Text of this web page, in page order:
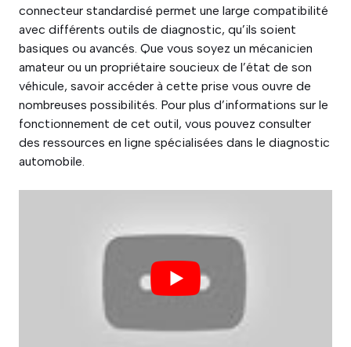
connecteur standardisé permet une large compatibilité
avec différents outils de diagnostic, qu’ils soient
basiques ou avancés. Que vous soyez un mécanicien
amateur ou un propriétaire soucieux de l’état de son
véhicule, savoir accéder à cette prise vous ouvre de
nombreuses possibilités. Pour plus d’informations sur le
fonctionnement de cet outil, vous pouvez consulter
des ressources en ligne spécialisées dans le diagnostic
automobile.